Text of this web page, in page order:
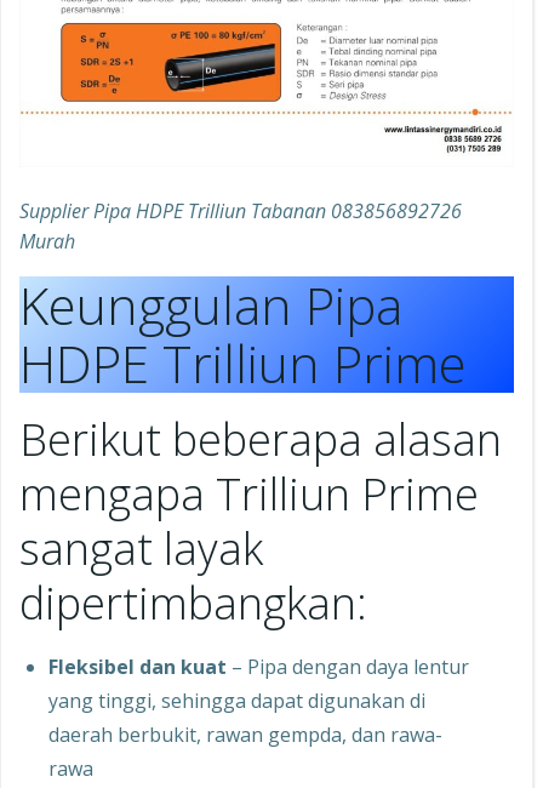
Supplier Pipa HDPE Trilliun Tabanan 083856892726
Murah
Keunggulan Pipa
HDPE Trilliun Prime
Berikut beberapa alasan
mengapa Trilliun Prime
sangat layak
dipertimbangkan:
Fleksibel dan kuat – Pipa dengan daya lentur
yang tinggi, sehingga dapat digunakan di
daerah berbukit, rawan gempda, dan rawa-
rawa